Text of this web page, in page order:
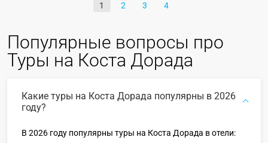
1 2 3 4
Популярные вопросы про
Туры на Коста Дорада
Какие туры на Коста Дорада популярны в 2026
году?
В 2026 году популярны туры на Коста Дорада в отели: